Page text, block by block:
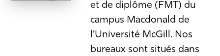
et de diplôme (FMT) du
campus Macdonald de
l’Université McGill. Nos
bureaux sont situés dans